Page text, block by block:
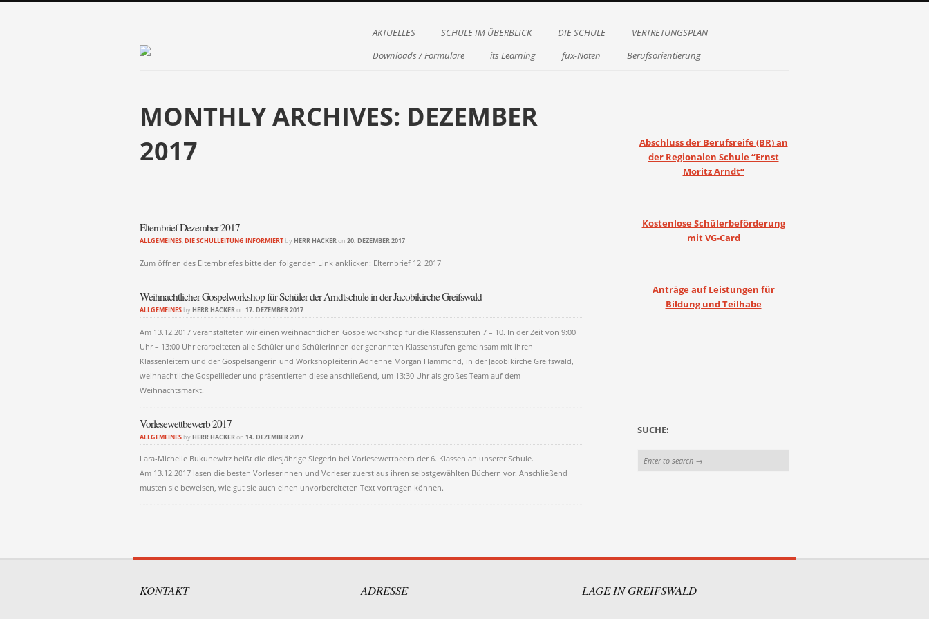
Menu
Skip to content
AKTUELLES SCHULE IM ÜBERBLICK DIE SCHULE
VERTRETUNGSPLAN
Downloads / Formulare
its Learning fux-Noten Berufsorientierung
MONTHLY ARCHIVES: DEZEMBER
2017
Post navigation
Elternbrief Dezember 2017
ALLGEMEINES,DIE SCHULLEITUNG INFORMIERT byHERR HACKERon 20. DEZEMBER 2017
Zum öffnen des Elternbriefes bitte den folgenden Link anklicken: Elternbrief 12_2017
Weihnachtlicher Gospelworkshop für Schüler der Arndtschule in der Jacobikirche Greifswald
ALLGEMEINES byHERR HACKERon 17. DEZEMBER 2017
Am 13.12.2017 veranstalteten wir einen weihnachtlichen Gospelworkshop für die Klassenstufen 7 – 10. In der Zeit von 9:00
Uhr – 13:00 Uhr erarbeiteten alle Schüler und Schülerinnen der genannten Klassenstufen gemeinsam mit ihren
Klassenleitern und der Gospelsängerin und Workshopleiterin Adrienne Morgan Hammond, in der Jacobikirche Greifswald,
weihnachtliche Gospellieder und präsentierten diese anschließend, um 13:30 Uhr als großes Team auf dem
Weihnachtsmarkt.
Vorlesewettbewerb 2017
ALLGEMEINES byHERR HACKERon 14. DEZEMBER 2017
Lara-Michelle Bukunewitz heißt die diesjährige Siegerin bei Vorlesewettbeerb der 6. Klassen an unserer Schule.
Am 13.12.2017 lasen die besten Vorleserinnen und Vorleser zuerst aus ihren selbstgewählten Büchern vor. Anschließend
musten sie beweisen, wie gut sie auch einen unvorbereiteten Text vortragen können.
Abschluss der Berufsreife (BR) an
der Regionalen Schule “Ernst
Moritz Arndt“
Kostenlose Schülerbeförderung
mit VG-Card
Anträge auf Leistungen für
Bildung und Teilhabe
SUCHE:
KONTAKT ADRESSE LAGE IN GREIFSWALD